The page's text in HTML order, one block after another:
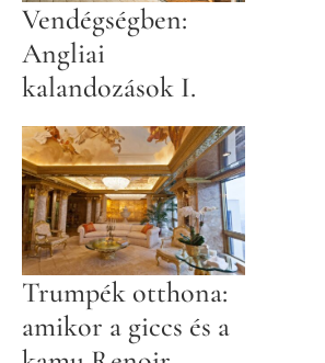
Vendégségben:
Angliai
kalandozások I.
Trumpék otthona:
amikor a giccs és a